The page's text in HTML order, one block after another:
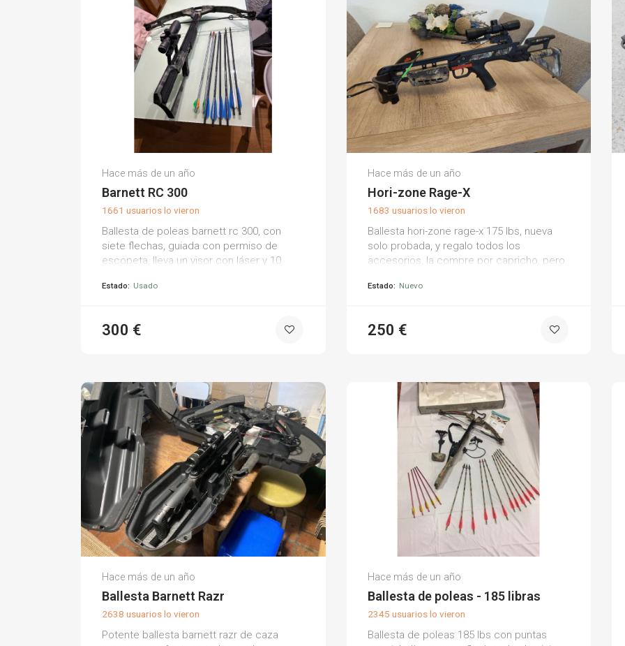
Antonio R.
(0)
Hace más de un año
Barnett RC 300
1661 usuarios lo vieron
Ballesta de poleas barnett rc 300, con
siete flechas, guiada con permiso de
escopeta, lleva un visor con láser y 10
Estado: Usado
300 €
Pedro J.
Hace más de un año
Hori-zone Rage-X
1683 usuarios lo vieron
Ballesta hori-zone rage-x 175 lbs, nueva
solo probada, y regalo todos los
accesorios, la compre por capricho, pero
Estado: Nuevo
250 €
Antón P.
(0)
Hace más de un año
Ballesta Barnett Razr
2638 usuarios lo vieron
Potente ballesta barnett razr de caza
Antonio G.
(0)
Hace más de un año
Ballesta de poleas - 185 libras
2345 usuarios lo vieron
Ballesta de poleas 185 lbs con puntas